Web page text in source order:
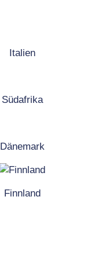
Italien
Südafrika
Dänemark
Finnland